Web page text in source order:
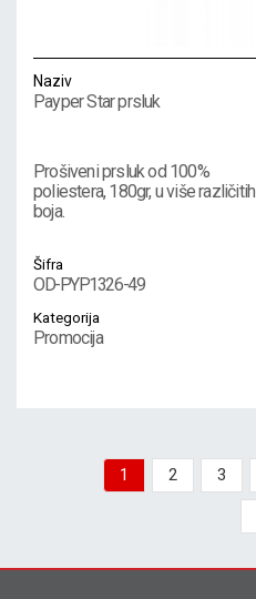
Naziv
Payper Star prsluk
Prošiveni prsluk od 100%
poliestera, 180gr, u više različitih
boja.
Šifra
OD-PYP1326-49
Kategorija
Promocija
1 2 3